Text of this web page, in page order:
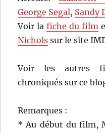
George Segal, Sandy
Voir lafiche du film
Nichols sur le site
Voir les autres
chroniqués sur ce
Remarques :
* Au début du film,